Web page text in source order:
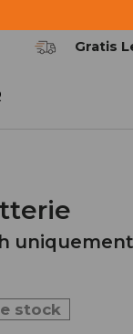
Gratis
stock